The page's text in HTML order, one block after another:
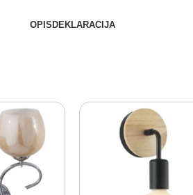
OPISDEKLARACIJA